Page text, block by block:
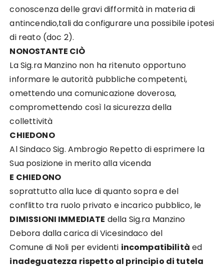
conoscenza delle gravi difformità in materia di
antincendio,tali da configurare una possibile ipotesi
di reato (doc 2).
NONOSTANTE CIÒ
La Sig.ra Manzino non ha ritenuto opportuno
informare le autorità pubbliche competenti,
omettendo una comunicazione doverosa,
compromettendo così la sicurezza della
collettività
CHIEDONO
Al Sindaco Sig. Ambrogio Repetto di esprimere la
Sua posizione in merito alla vicenda
E CHIEDONO
soprattutto alla luce di quanto sopra e del
conflitto tra ruolo privato e incarico pubblico, le
DIMISSIONI IMMEDIATE della Sig.ra Manzino
Debora dalla carica di Vicesindaco del
Comune di Noli per evidenti incompatibilità ed
inadeguatezza rispetto al principio di tutela